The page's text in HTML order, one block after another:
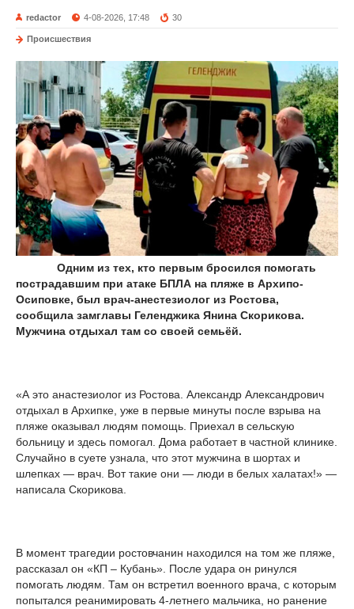
redactor 4-08-2026, 17:48 30
Происшествия
Одним из тех, кто первым бросился помогать
пострадавшим при атаке БПЛА на пляже в Архипо-
Осиповке, был врач-анестезиолог из Ростова,
сообщила замглавы Геленджика Янина Скорикова.
Мужчина отдыхал там со своей семьёй.
«А это анастезиолог из Ростова. Александр Александрович
отдыхал в Архипке, уже в первые минуты после взрыва на
пляже оказывал людям помощь. Приехал в сельскую
больницу и здесь помогал. Дома работает в частной клинике.
Случайно в суете узнала, что этот мужчина в шортах и
шлепках — врач. Вот такие они — люди в белых халатах!» —
написала Скорикова.
В момент трагедии ростовчанин находился на том же пляже,
рассказал он «КП – Кубань». После удара он ринулся
помогать людям. Там он встретил военного врача, с которым
попытался реанимировать 4-летнего мальчика, но ранение